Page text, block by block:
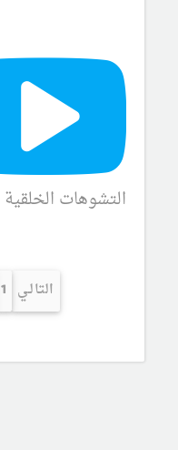
التشوهات الخلقية
التالـي 1